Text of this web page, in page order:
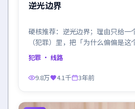
逆光边界
硬核推荐：逆光边界；理由只给
（犯罪）里，把「为什么偏偏是这
犯罪 · 线路
9.8万 4.1千 3年前